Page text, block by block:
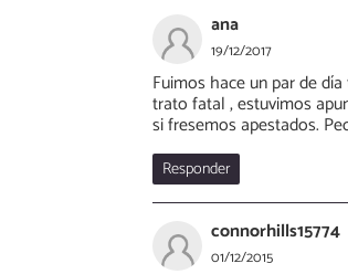
ana
19/12/2017
Fuimos hace un par de
trato fatal , estuvimos
si fresemos apestados.
Responder
connorhills15774
01/12/2015